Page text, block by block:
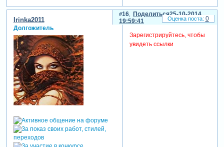
Поделиться
16
25-10-2014
19:59:41
Irinka2011
Долгожитель
Зарегистрируйтесь, чтобы
увидеть ссылки
0